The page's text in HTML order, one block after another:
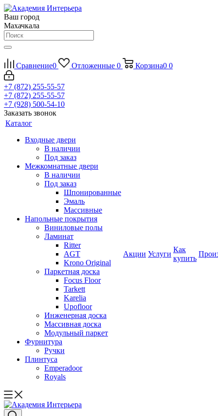
Ваш город
Махачкала
Сравнение0 Отложенные 0 Корзина0 0
+7 (872) 255-55-57
+7 (872) 255-55-57
+7 (928) 500-54-10
Заказать звонок
Каталог
Входные двери
В наличии
Под заказ
Межкомнатные двери
В наличии
Под заказ
Шпонированные
Эмаль
Массивные
Напольные покрытия
Виниловые полы
Ламинат
Ritter
AGT
Krono Original
Паркетная доска
Focus Floor
Tarkett
Karelia
Upofloor
Инженерная доска
Массивная доска
Модульный паркет
Фурнитура
Ручки
Плинтуса
Emperadoor
Royals
Акции Услуги
Как
купить